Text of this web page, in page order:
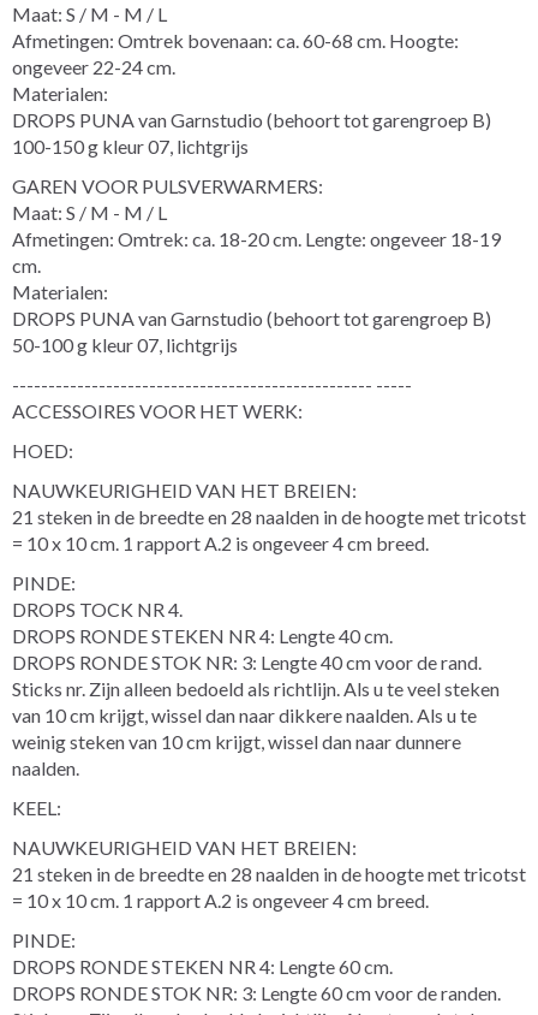
Maat: S / M - M / L
Afmetingen: Omtrek bovenaan: ca. 60-68 cm. Hoogte:
ongeveer 22-24 cm.
Materialen:
DROPS PUNA van Garnstudio (behoort tot garengroep B)
100-150 g kleur 07, lichtgrijs
GAREN VOOR PULSVERWARMERS:
Maat: S / M - M / L
Afmetingen: Omtrek: ca. 18-20 cm. Lengte: ongeveer 18-19
cm.
Materialen:
DROPS PUNA van Garnstudio (behoort tot garengroep B)
50-100 g kleur 07, lichtgrijs
-------------------------------------------------- -----
ACCESSOIRES VOOR HET WERK:
HOED:
NAUWKEURIGHEID VAN HET BREIEN:
21 steken in de breedte en 28 naalden in de hoogte met tricotst
= 10 x 10 cm. 1 rapport A.2 is ongeveer 4 cm breed.
PINDE:
DROPS TOCK NR 4.
DROPS RONDE STEKEN NR 4: Lengte 40 cm.
DROPS RONDE STOK NR: 3: Lengte 40 cm voor de rand.
Sticks nr. Zijn alleen bedoeld als richtlijn. Als u te veel steken
van 10 cm krijgt, wissel dan naar dikkere naalden. Als u te
weinig steken van 10 cm krijgt, wissel dan naar dunnere
naalden.
KEEL:
NAUWKEURIGHEID VAN HET BREIEN:
21 steken in de breedte en 28 naalden in de hoogte met tricotst
= 10 x 10 cm. 1 rapport A.2 is ongeveer 4 cm breed.
PINDE:
DROPS RONDE STEKEN NR 4: Lengte 60 cm.
DROPS RONDE STOK NR: 3: Lengte 60 cm voor de randen.